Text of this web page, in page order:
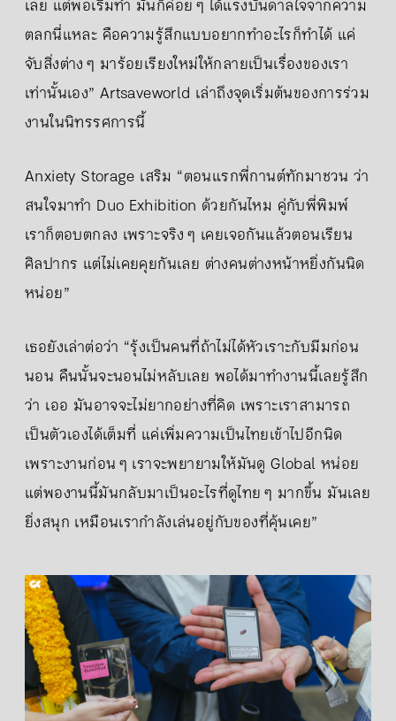
เลย แต่พอเริ่มทำ มันก็ค่อย ๆ ได้แรงบันดาลใจจากความ
ตลกนี่แหละ คือความรู้สึกแบบอยากทำอะไรก็ทำได้ แค่
จับสิ่งต่าง ๆ มาร้อยเรียงใหม่ให้กลายเป็นเรื่องของเรา
เท่านั้นเอง” Artsaveworld เล่าถึงจุดเริ่มต้นของการร่วม
งานในนิทรรศการนี้
Anxiety Storage เสริม “ตอนแรกพี่กานต์ทักมาชวน ว่า
สนใจมาทำ Duo Exhibition ด้วยกันไหม คู่กับพี่พิมพ์
เราก็ตอบตกลง เพราะจริง ๆ เคยเจอกันแล้วตอนเรียน
ศิลปากร แต่ไม่เคยคุยกันเลย ต่างคนต่างหน้าหยิ่งกันนิด
หน่อย”
เธอยังเล่าต่อว่า “รุ้งเป็นคนที่ถ้าไม่ได้หัวเราะกับมีมก่อน
นอน คืนนั้นจะนอนไม่หลับเลย พอได้มาทำงานนี้เลยรู้สึก
ว่า เออ มันอาจจะไม่ยากอย่างที่คิด เพราะเราสามารถ
เป็นตัวเองได้เต็มที่ แค่เพิ่มความเป็นไทยเข้าไปอีกนิด
เพราะงานก่อน ๆ เราจะพยายามให้มันดู Global หน่อย
แต่พองานนี้มันกลับมาเป็นอะไรที่ดูไทย ๆ มากขึ้น มันเลย
ยิ่งสนุก เหมือนเรากำลังเล่นอยู่กับของที่คุ้นเคย”